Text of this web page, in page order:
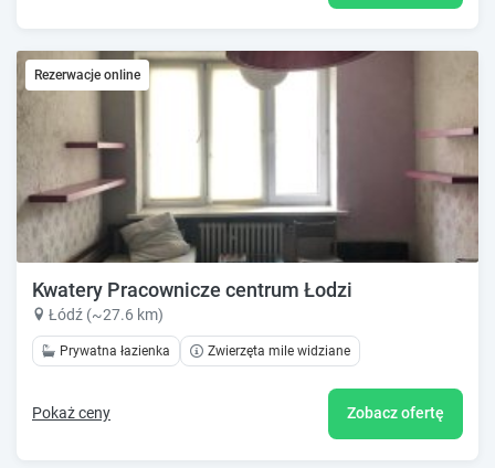
Rezerwacje online
Kwatery Pracownicze centrum Łodzi
Łódź (~27.6 km)
Prywatna łazienka Zwierzęta mile widziane
Pokaż ceny Zobacz ofertę